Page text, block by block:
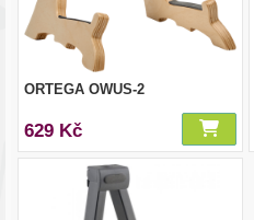
ORTEGA OWUS-2
629 Kč